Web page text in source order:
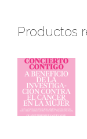
Productos